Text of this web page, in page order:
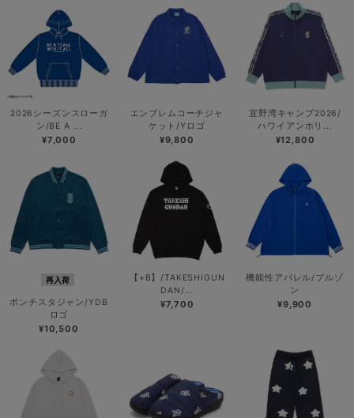
2026シーズンスローガ
ン/BE A ...
¥7,000
エンブレムコーチジャ
ケット/Yロゴ
¥9,800
宜野湾キャンプ2026/
ハワイアンホリ...
¥12,800
再入荷
ポンチスタジャン/YDB
ロゴ
¥10,500
【+B】/TAKESHIGUN
DAN/...
¥7,700
機能性アパレル/ブルゾ
ン
¥9,900